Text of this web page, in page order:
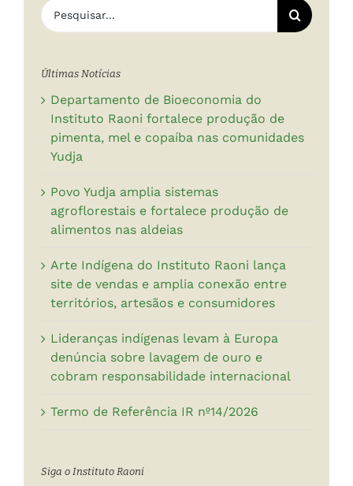
Buscar
resultados
Últimas Notícias
Departamento de Bioeconomia do
Instituto Raoni fortalece produção de
pimenta, mel e copaíba nas comunidades
Yudja
Povo Yudja amplia sistemas
agroflorestais e fortalece produção de
alimentos nas aldeias
Arte Indígena do Instituto Raoni lança
site de vendas e amplia conexão entre
territórios, artesãos e consumidores
Lideranças indígenas levam à Europa
denúncia sobre lavagem de ouro e
cobram responsabilidade internacional
Termo de Referência IR nº14/2026
Siga o Instituto Raoni